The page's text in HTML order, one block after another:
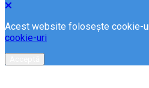
Acest website folosește cookie-
cookie-uri